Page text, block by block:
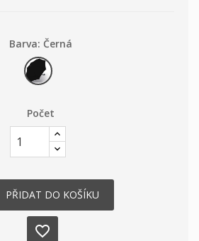
Barva: Černá
Černá
Počet
PŘIDAT DO KOŠÍKU
favorite_border